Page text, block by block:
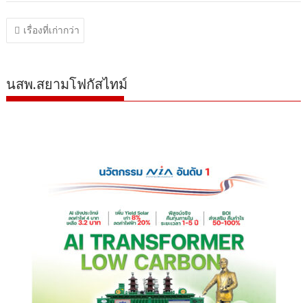
แนะแนว
เรื่อง
เรื่องที่เก่ากว่า
นสพ.สยามโฟกัสไทม์